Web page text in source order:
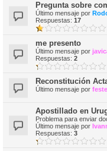
Pregunta sobre
Último mensaje por
Respuestas: 17
me presento
Último mensaje por
Respuestas: 2
Reconstitución
Último mensaje por
Apostillado en
Problema para enviar
Último mensaje por
Respuestas: 3